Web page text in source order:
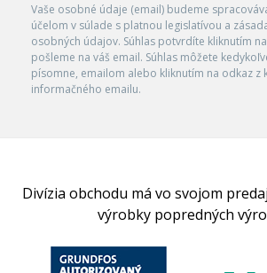
Vaše osobné údaje (email) budeme
účelom v súlade s platnou legislatívou a
osobných údajov. Súhlas potvrdíte kliknutím
pošleme na váš email. Súhlas môžete
písomne, emailom alebo kliknutím na odkaz z
informačného emailu.
Divízia obchodu má vo svojom
výrobky popredných